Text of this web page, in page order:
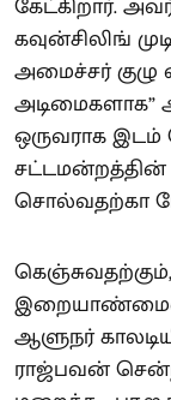
கவுன்சிலிங்
அமைச்சர் குழு
அடிமைகளாக”
ஒருவராக இடம்
சொல்வதற்கா
ஆளுநர்
ராஜ்பவன்